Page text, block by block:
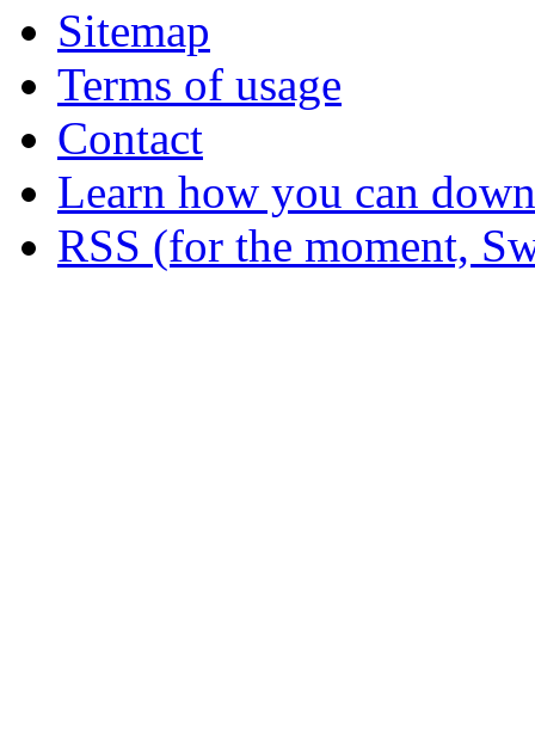
Sitemap
Terms of usage
Contact
Learn how you can
RSS (for the moment,